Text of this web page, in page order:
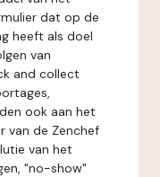
dat op de
heeft als doel
van
and collect
ook aan het
van de Zenchef
van het
"no-show"